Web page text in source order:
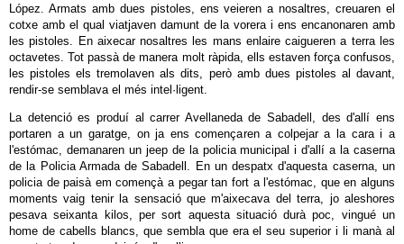
López. Armats amb dues pistoles, ens veieren a nosaltres, creuaren el
cotxe amb el qual viatjaven damunt de la vorera i ens encanonaren amb
les pistoles. En aixecar nosaltres les mans enlaire caigueren a terra les
octavetes. Tot passà de manera molt ràpida, ells estaven força confusos,
les pistoles els tremolaven als dits, però amb dues pistoles al davant,
rendir-se semblava el més intel·ligent.
La detenció es produí al carrer Avellaneda de Sabadell, des d'allí ens
portaren a un garatge, on ja ens començaren a colpejar a la cara i a
l'estómac, demanaren un jeep de la policia municipal i d'allí a la caserna
de la Policia Armada de Sabadell. En un despatx d'aquesta caserna, un
policia de paisà em començà a pegar tan fort a l'estómac, que en alguns
moments vaig tenir la sensació que m'aixecava del terra, jo aleshores
pesava seixanta kilos, per sort aquesta situació durà poc, vingué un
home de cabells blancs, que sembla que era el seu superior i li manà al